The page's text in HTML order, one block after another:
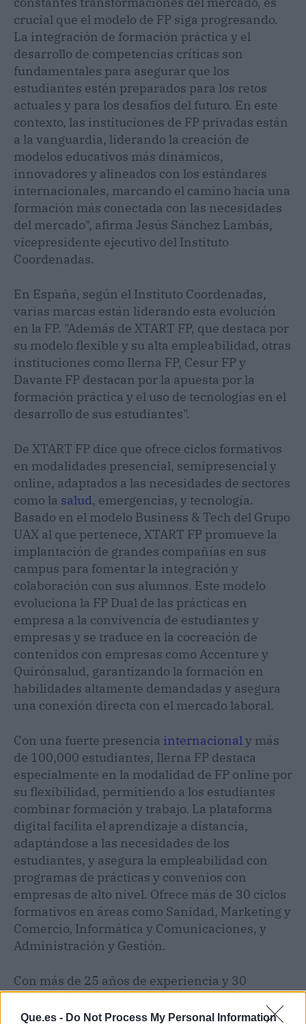
Que.es - Do Not Process My Personal Information
crucial que el modelo de FP siga progresando.
La integración de formación práctica y el
desarrollo de competencias críticas son
fundamentales para asegurar que los
estudiantes estén preparados para los retos
actuales y para los desafíos del futuro. En este
contexto, las instituciones de FP privadas están
a la vanguardia, liderando la creación de
modelos educativos más dinámicos,
innovadores y alineados con los estándares
internacionales, marcando el camino hacia una
formación más conectada con las necesidades
del mercado", afirma Jesús Sánchez Lambás,
vicepresidente ejecutivo del Instituto
Coordenadas.
En España, según el Instituto Coordenadas,
varias marcas están liderando esta evolución
en la FP. "Además de XTART FP, que destaca por
su modelo flexible y su alta empleabilidad, otras
instituciones como Ilerna FP, Cesur FP y
Davante FP destacan por la apuesta por la
formación práctica y el uso de tecnologías en el
desarrollo de sus estudiantes".
De XTART FP dice que ofrece ciclos formativos
en modalidades presencial, semipresencial y
online, adaptados a las necesidades de sectores
como la salud, emergencias, y tecnología.
Basado en el modelo Business & Tech del Grupo
UAX al que pertenece, XTART FP promueve la
implantación de grandes compañías en sus
campus para fomentar la integración y
colaboración con sus alumnos. Este modelo
evoluciona la FP Dual de las prácticas en
empresa a la convivencia de estudiantes y
empresas y se traduce en la cocreación de
contenidos con empresas como Accenture y
Quirónsalud, garantizando la formación en
habilidades altamente demandadas y asegura
una conexión directa con el mercado laboral.
Con una fuerte presencia internacionaly más
de 100,000 estudiantes, Ilerna FP destaca
especialmente en la modalidad de FP online por
su flexibilidad, permitiendo a los estudiantes
combinar formación y trabajo. La plataforma
digital facilita el aprendizaje a distancia,
adaptándose a las necesidades de los
estudiantes, y asegura la empleabilidad con
programas de prácticas y convenios con
empresas de alto nivel. Ofrece más de 30 ciclos
formativos en áreas como Sanidad, Marketing y
Comercio, Informática y Comunicaciones, y
Administración y Gestión.
Con más de 25 años de experiencia y 30
centros distribuidos por toda España, Cesur FP
garantiza un acceso fácil y cercano a la